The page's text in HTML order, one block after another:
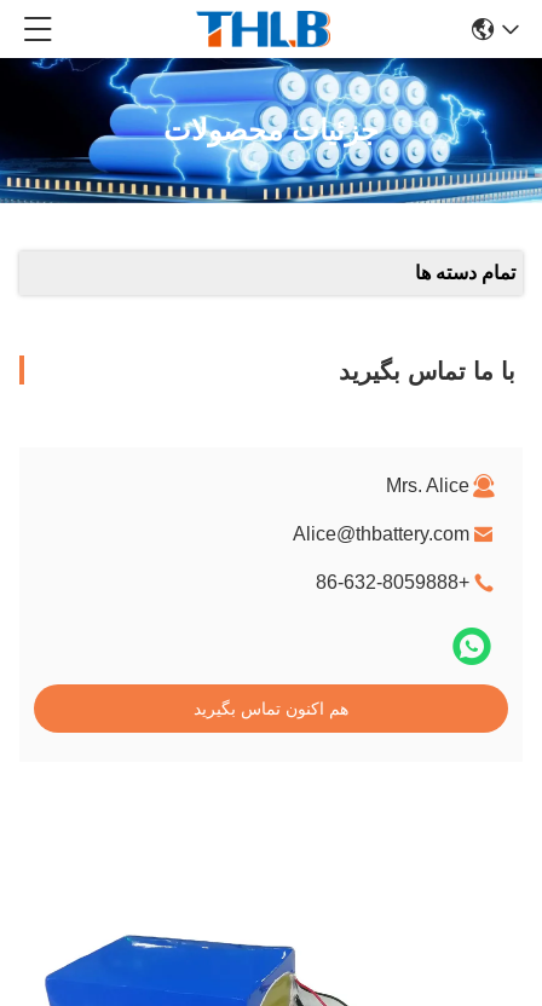
جزئیات محصولات
تمام دسته ها
با ما تماس بگیرید
Mrs. Alice
Alice@thbattery.com
+86-632-8059888
هم اکنون تماس بگیرید